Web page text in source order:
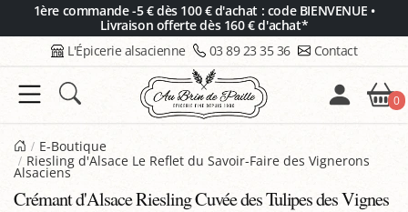
1ère commande -5 € dès 100 € d'achat : code BIENVENUE •
Livraison offerte dès 160 € d'achat*
L'Épicerie alsacienne 03 89 23 35 36 Contact
0
E-Boutique
Riesling d'Alsace Le Reflet du Savoir-Faire des Vignerons
Alsaciens
Crémant d'Alsace Riesling Cuvée des Tulipes des Vignes
Panneau de gestion des cookies